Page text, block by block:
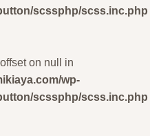
scssphp/scss.inc.php
on null in
wp-
scssphp/scss.inc.php